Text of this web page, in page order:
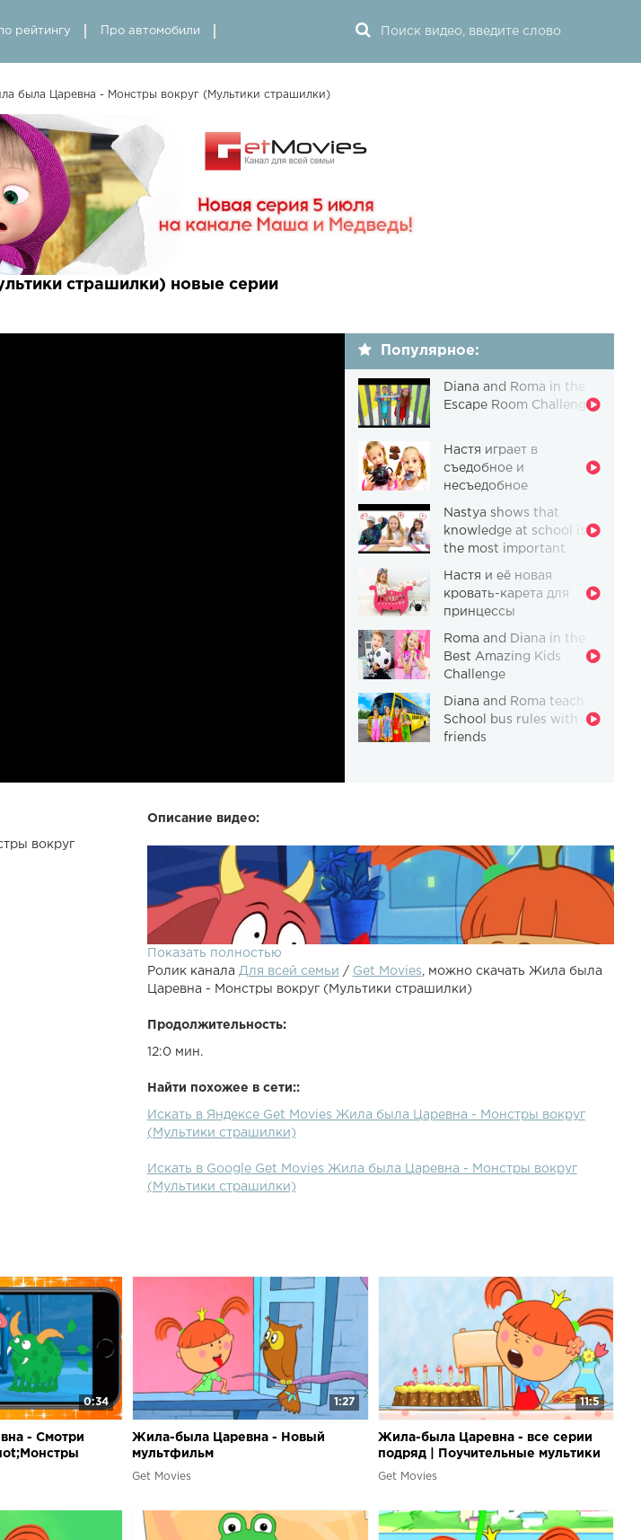
рейтингу Про автомобили
была Царевна - Монстры вокруг (Мультики страшилки)
страшилки) новые серии
Популярное:
Diana and Roma in the
Escape Room Challenge
Настя играет в
съедобное и
несъедобное
Nastya shows that
knowledge at school is
the most important
Настя и её новая
кровать-карета для
принцессы
Roma and Diana in the
Best Amazing Kids
Challenge
Diana and Roma teach
School bus rules with
friends
Описание видео:
Кукла-игрушка Царевна ► Посуда с Царевной ►
Показать полностью
Ролик канала Для всей семьи / Get Movies, можно скачать Жила была
Царевна - Монстры вокруг (Мультики страшилки)
Продолжительность:
12:0 мин.
Найти похожее в сети::
Искать в Яндексе Get Movies Жила была Царевна - Монстры вокруг
(Мультики страшилки)
Искать в Google Get Movies Жила была Царевна - Монстры вокруг
(Мультики страшилки)
вокруг
0:34
- Смотри
1:27
Жила-была Царевна - Новый
мультфильм
Get Movies
11:5
Жила-была Царевна - все серии
подряд | Поучительные мультики
для малышей
Get Movies